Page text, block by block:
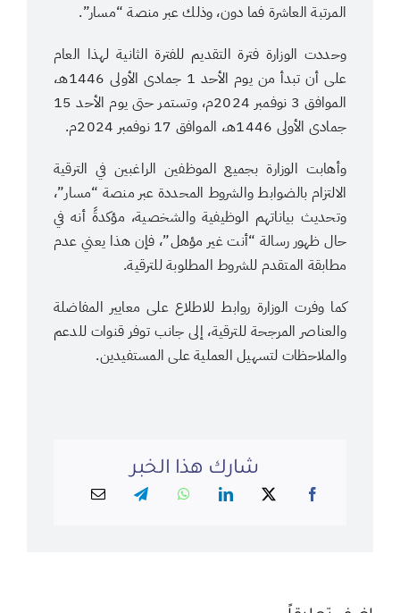
المرتبة العاشرة فما دون، وذلك عبر منصة “مسار”.
وحددت الوزارة فترة التقديم للفترة الثانية لهذا العام
على أن تبدأ من يوم الأحد 1 جمادى الأولى 1446هـ،
الموافق 3 نوفمبر 2024م، وتستمر حتى يوم الأحد 15
جمادى الأولى 1446هـ، الموافق 17 نوفمبر 2024م.
وأهابت الوزارة بجميع الموظفين الراغبين في الترقية
الالتزام بالضوابط والشروط المحددة عبر منصة “مسار”،
وتحديث بياناتهم الوظيفية والشخصية، مؤكدةً أنه في
حال ظهور رسالة “أنت غير مؤهل”، فإن هذا يعني عدم
مطابقة المتقدم للشروط المطلوبة للترقية.
كما وفرت الوزارة روابط للاطلاع على معايير المفاضلة
والعناصر المرجحة للترقية، إلى جانب توفر قنوات للدعم
والملاحظات لتسهيل العملية على المستفيدين.
شارك هذا الخبر